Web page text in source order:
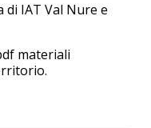
di IAT Val Nure e
materiali